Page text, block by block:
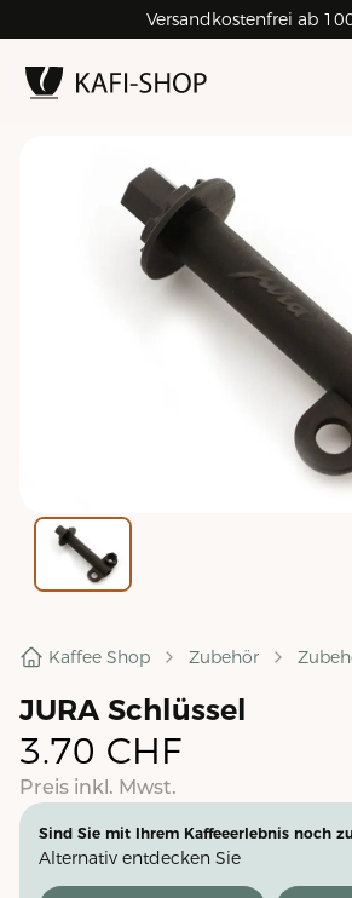
Versandkostenfrei ab
4.9| 5.0
Kaffee Shop Zubehör
JURA Schlüssel
3.70 CHF
Preis inkl. Mwst.
Sind Sie mit Ihrem Kaffeeerlebnis noch
Alternativ entdecken Sie